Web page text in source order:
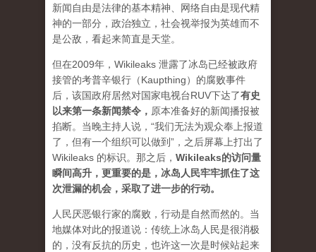
新闻自由是法律的基本精神、网络自由是现代精
神的一部分，政治独立，社会视举报为英雄而不
是公敌，看起来简直是天堂。
但在2009年，Wikileaks 泄露了冰岛已经被政府
接管的考普辛银行（Kaupthing）的腐败事件
后，该国政府居然对国家电视台RUV下达了有史
以来第一条新闻禁令 ， 原本准备好的新闻播报被
掐断。当晚主持人说，“我们无法为观众奉上报道
了，但有一个组织可以做到”，之后屏幕上打出了
Wikileaks 的标识。那之后， Wikileaks的访问量
瞬间高升，更重要的是，冰岛人民牢牢抓住了这
次泄漏的机会，采取了进一步的行动。
人民厌恶银行家的腐败，行动是自然而然的。当
地媒体对此的报道说：传统上冰岛人民是很消极
的，没有反抗的历史，也许这一次是时候站起来